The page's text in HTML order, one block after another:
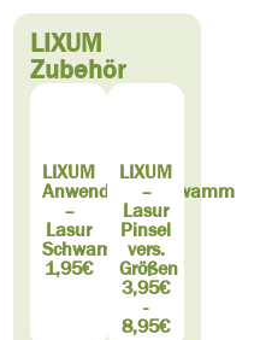
LIXUM
Zubehör
LIXUM
Anwendungsschwamm
–
Lasur
Schwamm
1,95€
LIXUM
–
Lasur
Pinsel
vers.
Größen
3,95€
-
8,95€